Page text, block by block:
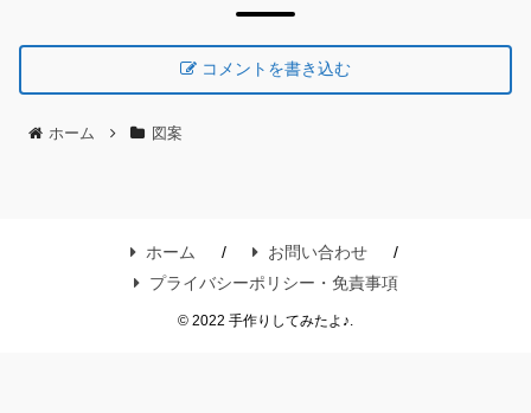
コメントを書き込む
ホーム 図案
ホーム
お問い合わせ
プライバシーポリシー・免責事項
© 2022 手作りしてみたよ♪.